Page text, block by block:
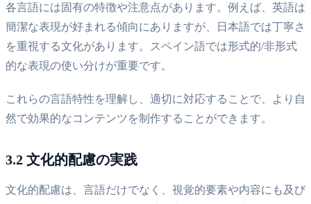
各言語には固有の特徴や注意点があります。例えば、英語は
簡潔な表現が好まれる傾向にありますが、日本語では丁寧さ
を重視する文化があります。スペイン語では形式的/非形式
的な表現の使い分けが重要です。
これらの言語特性を理解し、適切に対応することで、より自
然で効果的なコンテンツを制作することができます。
3.2 文化的配慮の実践
文化的配慮は、言語だけでなく、視覚的要素や内容にも及び